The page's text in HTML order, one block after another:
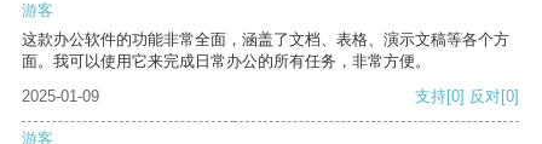
游客
这款办公软件的功能非常全面，涵盖了文档、表格、演示文稿等各个方
面。我可以使用它来完成日常办公的所有任务，非常方便。
2025-01-09
支持[0] 反对[0]
游客